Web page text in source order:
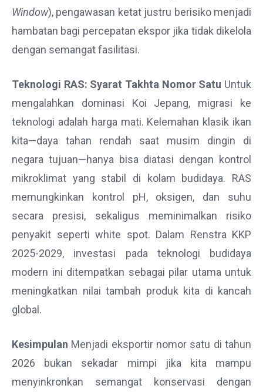
Window), pengawasan ketat justru berisiko menjadi
hambatan bagi percepatan ekspor jika tidak dikelola
dengan semangat fasilitasi.
Teknologi RAS: Syarat Takhta Nomor Satu Untuk
mengalahkan dominasi Koi Jepang, migrasi ke
teknologi adalah harga mati. Kelemahan klasik ikan
kita—daya tahan rendah saat musim dingin di
negara tujuan—hanya bisa diatasi dengan kontrol
mikroklimat yang stabil di kolam budidaya. RAS
memungkinkan kontrol pH, oksigen, dan suhu
secara presisi, sekaligus meminimalkan risiko
penyakit seperti white spot. Dalam Renstra KKP
2025-2029, investasi pada teknologi budidaya
modern ini ditempatkan sebagai pilar utama untuk
meningkatkan nilai tambah produk kita di kancah
global.
Kesimpulan Menjadi eksportir nomor satu di tahun
2026 bukan sekadar mimpi jika kita mampu
menyinkronkan semangat konservasi dengan